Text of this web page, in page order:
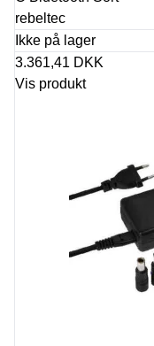
rebeltec
Ikke på lager
3.361,41 DKK
Vis produkt